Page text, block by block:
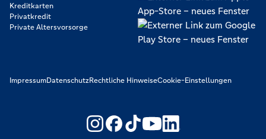
Kreditkarten
Privatkredit
Private Altersvorsorge
ImpressumDatenschutzRechtliche HinweiseCookie-Einstellungen
https://www.youtube.com/
https://